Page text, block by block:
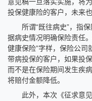
投保健康险的客户，未来
所谓“既往病史”，指保
据病史情况明确保险责任
健康保险”字样，保险公司
带病投保的客户，如果投
而不是在保险期间发生疾
将赔付金额降低。
此外，本次《征求意见